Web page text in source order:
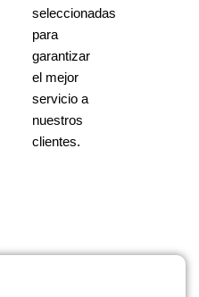
seleccionadas
para
garantizar
el mejor
servicio a
nuestros
clientes.